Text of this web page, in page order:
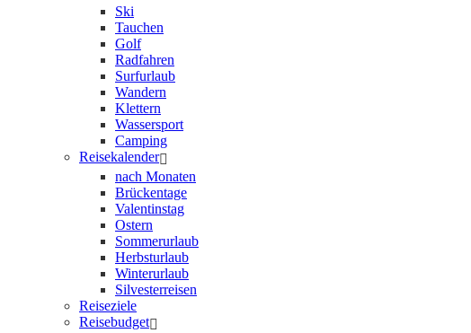
Ski
Tauchen
Golf
Radfahren
Surfurlaub
Wandern
Klettern
Wassersport
Camping
Reisekalender
nach Monaten
Brückentage
Valentinstag
Ostern
Sommerurlaub
Herbsturlaub
Winterurlaub
Silvesterreisen
Reiseziele
Reisebudget